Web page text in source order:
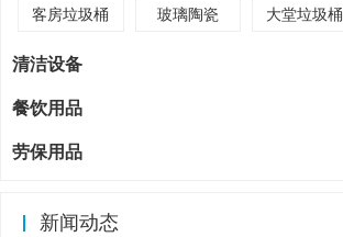
客房垃圾桶 玻璃陶瓷 大堂垃圾桶
清洁设备
餐饮用品
劳保用品
新闻动态